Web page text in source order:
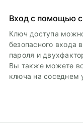
Вход с помощью
Ключ доступа
безопасного входа
пароля и
Вы также можете
ключа на соседнем